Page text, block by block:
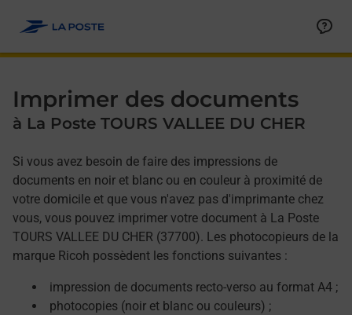
Imprimer des documents
à La Poste TOURS VALLEE DU CHER
Si vous avez besoin de faire des impressions de
documents en noir et blanc ou en couleur à proximité de
votre domicile et que vous n'avez pas d'imprimante chez
vous, vous pouvez imprimer votre document à La Poste
TOURS VALLEE DU CHER (37700). Les photocopieurs de la
marque Ricoh possèdent les fonctions suivantes :
impression de documents recto-verso au format A4 ;
photocopies (noir et blanc ou couleurs) ;